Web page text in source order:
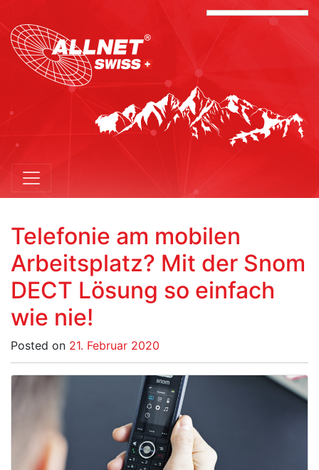
Telefonie am mobilen
Arbeitsplatz? Mit der Snom
DECT Lösung so einfach
wie nie!
Posted on 21. Februar 2020